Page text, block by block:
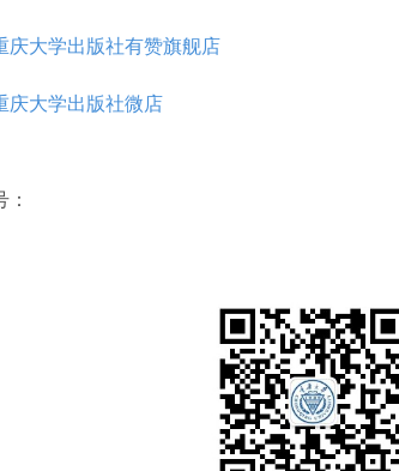
庆大学出版社有赞旗舰店
庆大学出版社微店